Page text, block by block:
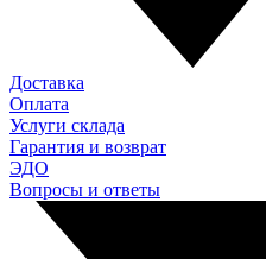
Доставка
Оплата
Услуги склада
Гарантия и возврат
ЭДО
Вопросы и ответы